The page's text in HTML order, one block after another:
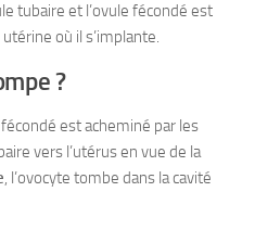
tubaire et l’ovule fécondé est
où il s’implante.
?
est acheminé par les
vers l’utérus en vue de la
, l’ovocyte tombe dans la cavité